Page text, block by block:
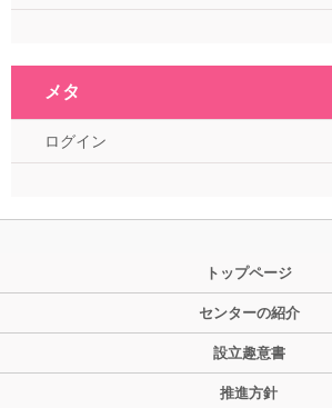
メタ
ログイン
トップページ
センターの紹介
設立趣意書
推進方針